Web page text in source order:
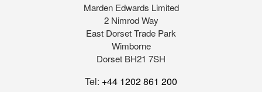
Marden Edwards Limited
2 Nimrod Way
East Dorset Trade Park
Wimborne
Dorset BH21 7SH
Tel: +44 1202 861 200